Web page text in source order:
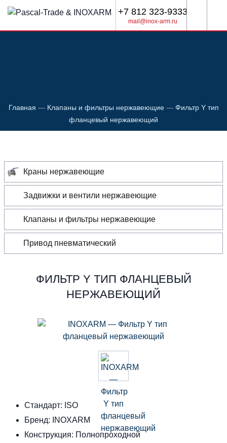
+7 812 323-9333
mail@inox-arm.ru
Главная — Клапаны и фильтры нержавеющие — Фильтр Y тип
фланцевый нержавеющий
Краны нержавеющие
Задвижки и вентили нержавеющие
Клапаны и фильтры нержавеющие
Привод пневматический
ФИЛЬТР Y ТИП ФЛАНЦЕВЫЙ
НЕРЖАВЕЮЩИЙ
Стандарт: ISO
Бренд: INOXARM
Конструкция: Полнопроходной